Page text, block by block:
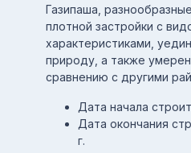
Газипаша,
плотной застройки с
характеристиками,
природу, а также
сравнению с другими
Дата начала
Дата окончания
г.